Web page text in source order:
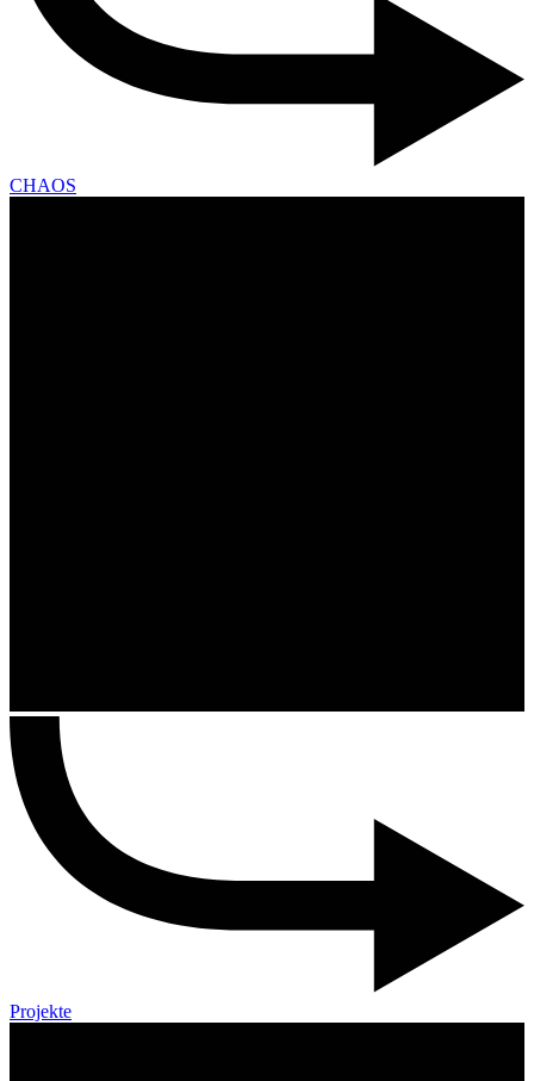
CHAOS
Projekte